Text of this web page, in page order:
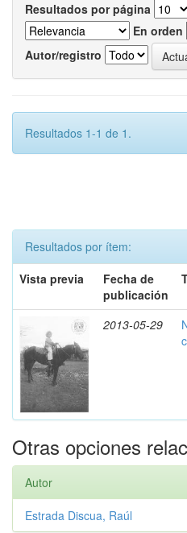
Resultados por página
En orden
Autor/registro
Resultados 1-1 de 1.
Resultados por ítem:
Vista previa
Fecha de
publicación
2013-05-29
Otras opciones
Autor
Estrada Discua, Raúl